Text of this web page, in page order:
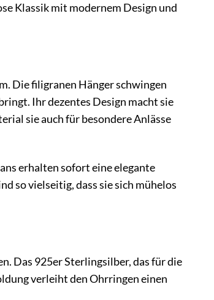
Klassik mit modernem Design und
Die filigranen Hänger schwingen
Ihr dezentes Design macht sie
sie auch für besondere Anlässe
erhalten sofort eine elegante
so vielseitig, dass sie sich mühelos
Das 925er Sterlingsilber, das für die
verleiht den Ohrringen einen